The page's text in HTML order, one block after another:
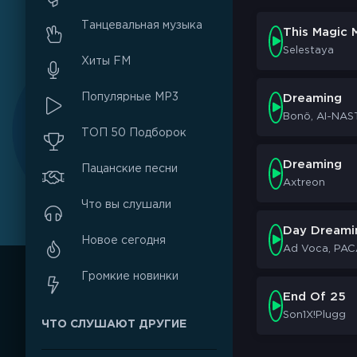
This Magic
Selestaya
Dreaming
Bonö, AI-
Dreaming
Axtreon
Day
Ad Voca,
End Of 25
Son1X!Plugg
Танцевальная музыка
Хиты FM
Популярные MP3
ТОП 50 Подборок
Пацанские песни
Что вы слушали
Новое сегодня
Громкие новинки
ЧТО СЛУШАЮТ ДРУГИЕ